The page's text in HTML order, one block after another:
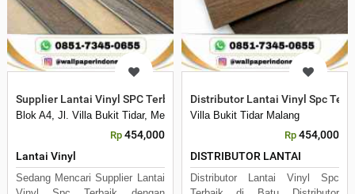
Supplier Lantai Vinyl SPC Terbaik
Blok A4, Jl. Villa Bukit Tidar, Merjosari, Kec. Lowokwaru, Kota Malang,
Rp 454,000
Lantai Vinyl
Sedang Mencari Supplier Lantai
Distributor Lantai Vinyl Spc
Villa Bukit Tidar Malang
Rp 454,000
DISTRIBUTOR LANTAI
Distributor Lantai Vinyl Spc